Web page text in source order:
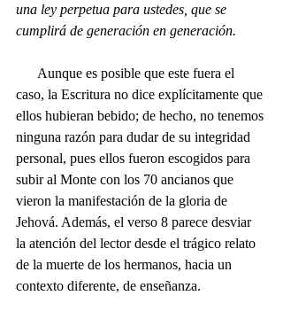
una ley perpetua para ustedes, que se
cumplirá de generación en generación.
caso, la Escritura no dice explícitamente que
ellos hubieran bebido; de hecho, no tenemos
ninguna razón para dudar de su integridad
personal, pues ellos fueron escogidos para
subir al Monte con los 70 ancianos que
vieron la manifestación de la gloria de
Jehová. Además, el verso 8 parece desviar
la atención del lector desde el trágico relato
de la muerte de los hermanos, hacia un
contexto diferente, de enseñanza.